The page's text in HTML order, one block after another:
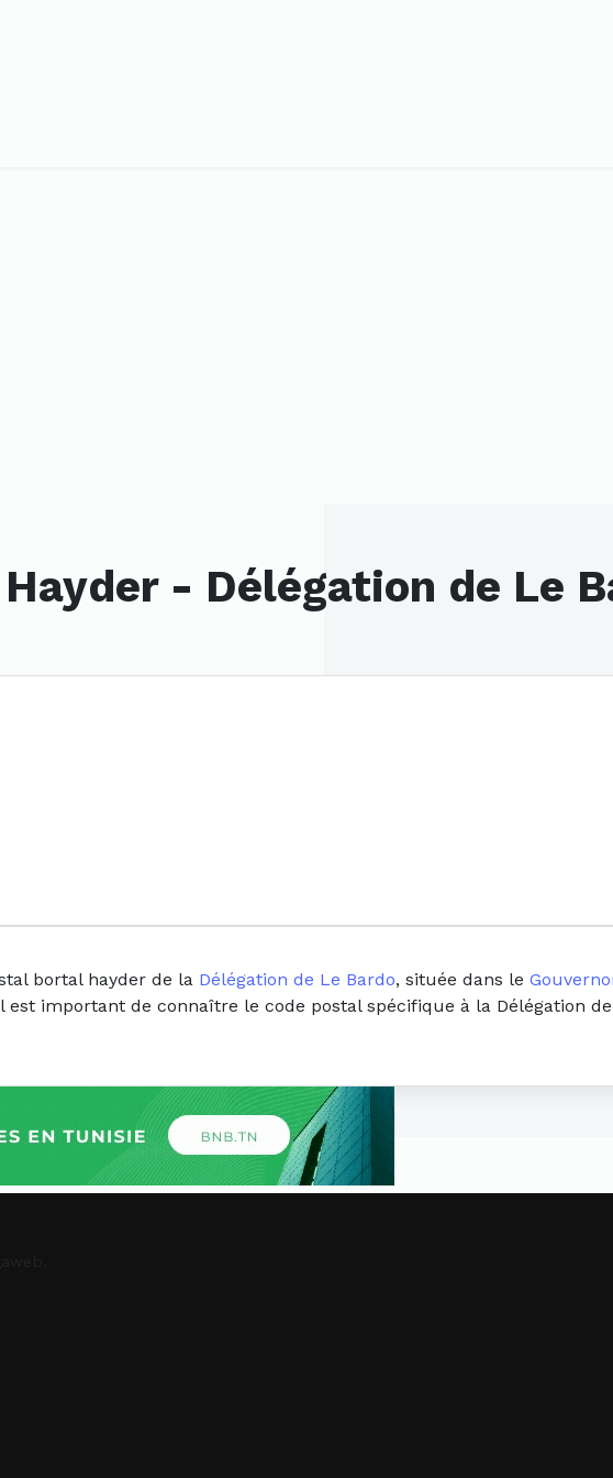
- Délégation de Le
bortal hayder de la Délégation de Le Bardo, située dans le
est important de connaître le code postal spécifique à la Délégation